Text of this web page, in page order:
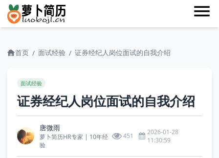
首页 / 面试经验 / 证券经纪人岗位面试的自我介绍
面试经验
证券经纪人岗位面试的自我介绍
唐微雨
萝卜简历HR专家 | 10年经
验
451
2026-01-28
11:30:59